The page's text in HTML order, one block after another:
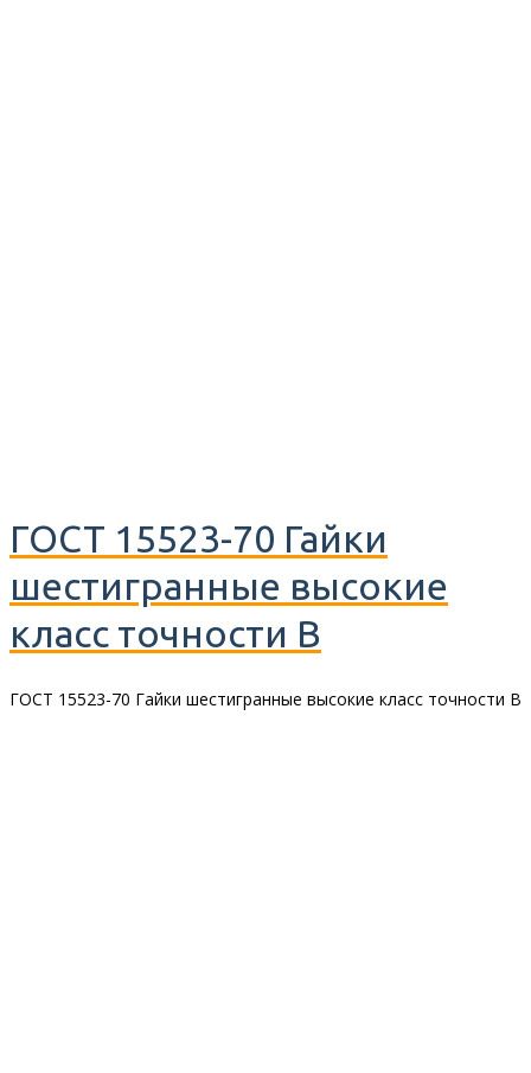
ГОСТ 15523-70 Гайки
шестигранные высокие
класс точности В
ГОСТ 15523-70 Гайки шестигранные высокие класс точности В